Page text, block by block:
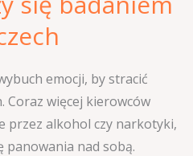
emocji, by stracić
Coraz więcej kierowców
przez alkohol czy narkotyki,
panowania nad sobą.